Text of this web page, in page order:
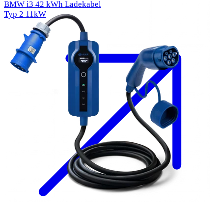
BMW i3 42 kWh Ladekabel
Typ 2 11kW